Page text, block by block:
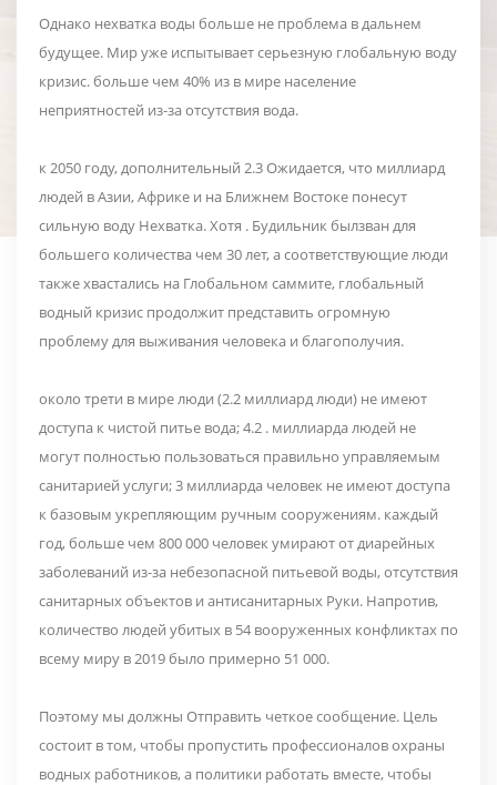
Однако нехватка воды больше не проблема в дальнем
будущее. Мир уже испытывает серьезную глобальную воду
кризис. больше чем 40% из в мире население
неприятностей из-за отсутствия вода.
к 2050 году, дополнительный 2.3 Ожидается, что миллиард
людей в Азии, Африке и на Ближнем Востоке понесут
сильную воду Нехватка. Хотя . Будильник былзван для
большего количества чем 30 лет, а соответствующие люди
также хвастались на Глобальном саммите, глобальный
водный кризис продолжит представить огромную
проблему для выживания человека и благополучия.
около трети в мире люди (2.2 миллиард люди) не имеют
доступа к чистой питье вода; 4.2 . миллиарда людей не
могут полностью пользоваться правильно управляемым
санитарией услуги; 3 миллиарда человек не имеют доступа
к базовым укрепляющим ручным сооружениям. каждый
год, больше чем 800 000 человек умирают от диарейных
заболеваний из-за небезопасной питьевой воды, отсутствия
санитарных объектов и антисанитарных Руки. Напротив,
количество людей убитых в 54 вооруженных конфликтах по
всему миру в 2019 было примерно 51 000.
Поэтому мы должны Отправить четкое сообщение. Цель
состоит в том, чтобы пропустить профессионалов охраны
водных работников, а политики работать вместе, чтобы